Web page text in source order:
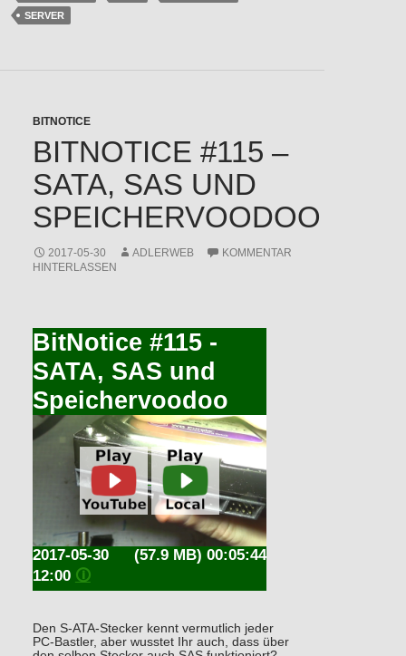
SERVER
BITNOTICE
BITNOTICE #115 –
SATA, SAS UND
SPEICHERVOODOO
2017-05-30 ADLERWEB
KOMMENTAR
HINTERLASSEN
BitNotice #115 -
SATA, SAS und
Speichervoodoo
(57.9 MB) 00:05:44
2017-05-30
12:00 🛈
Den S-ATA-Stecker kennt vermutlich jeder
PC-Bastler, aber wusstet Ihr auch, dass über